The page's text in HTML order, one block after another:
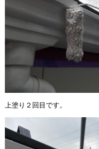
上塗り２回目です。